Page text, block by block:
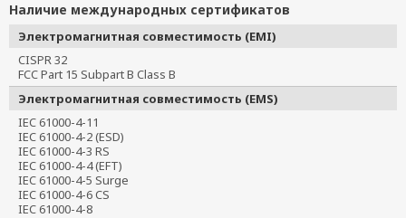
Наличие международных сертификатов
Электромагнитная совместимость (EMI)
CISPR 32
FCC Part 15 Subpart B Class B
Электромагнитная совместимость (EMS)
IEC 61000-4-11
IEC 61000-4-2 (ESD)
IEC 61000-4-3 RS
IEC 61000-4-4 (EFT)
IEC 61000-4-5 Surge
IEC 61000-4-6 CS
IEC 61000-4-8